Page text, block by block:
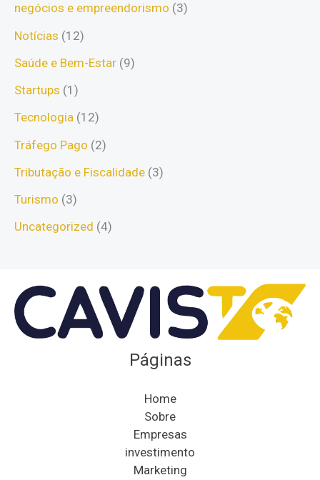
negócios e empreendorismo (3)
Notícias (12)
Saúde e Bem-Estar (9)
Startups (1)
Tecnologia (12)
Tráfego Pago (2)
Tributação e Fiscalidade (3)
Turismo (3)
Uncategorized (4)
Páginas
Home
Sobre
Empresas
investimento
Marketing